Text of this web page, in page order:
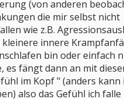
(von anderen
die mir selbst nicht
wie z.B.
innere
bin oder einfach
es fängt dann an mit
im Kopf " (anders kann
also das Gefühl ich